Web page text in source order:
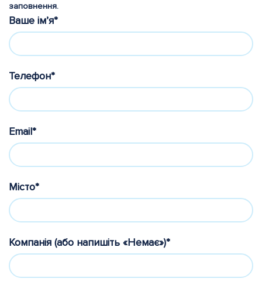
заповнення.
Ваше ім’я*
Телефон*
Email*
Місто*
Компанія (або напишіть «Немає»)*